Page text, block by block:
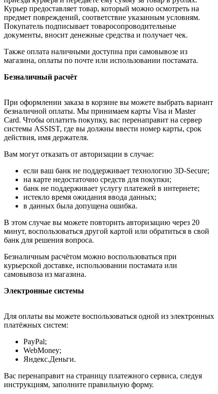
Курьер предоставляет товар, который можно осмотреть на
предмет повреждений, соответствие указанным условиям.
Покупатель подписывает товаросопроводительные
документы, вносит денежные средства и получает чек.
Также оплата наличными доступна при самовывозе из
магазина, оплаты по почте или использовании постамата.
Безналичный расчёт
При оформлении заказа в корзине вы можете выбрать вариант
безналичной оплаты. Мы принимаем карты Visa и Master
Card. Чтобы оплатить покупку, вас перенаправит на сервер
системы ASSIST, где вы должны ввести номер карты, срок
действия, имя держателя.
Вам могут отказать от авторизации в случае:
если ваш банк не поддерживает технологию 3D-Secure;
на карте недостаточно средств для покупки;
банк не поддерживает услугу платежей в интернете;
истекло время ожидания ввода данных;
в данных была допущена ошибка.
В этом случае вы можете повторить авторизацию через 20
минут, воспользоваться другой картой или обратиться в свой
банк для решения вопроса.
Безналичным расчётом можно воспользоваться при
курьерской доставке, использовании постамата или
самовывоза из магазина.
Электронные системы
Для оплаты вы можете воспользоваться одной из электронных
платёжных систем:
PayPal;
WebMoney;
Яндекс.Деньги.
Вас перенаправит на страницу платежного сервиса, следуя
инструкциям, заполните правильную форму.